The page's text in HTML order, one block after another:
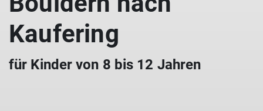
Kaufering
für Kinder von 8 bis 12 Jahren